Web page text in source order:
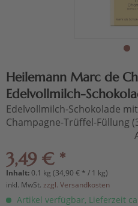
Heilemann Marc de
Edelvollmilch-
Edelvollmilch-Schokolade
Champagne-Trüffel-Füllung
3,49 € *
Inhalt:0.1 kg (34,90 € * / 1 kg)
inkl. MwSt. zzgl. Versandkosten
Artikel verfügbar, Lieferzeit